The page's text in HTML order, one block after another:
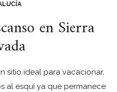
en Sierra
sitio ideal para vacacionar,
al esquí ya que permanece